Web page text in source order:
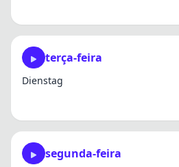
terça-feira
Dienstag
segunda-feira